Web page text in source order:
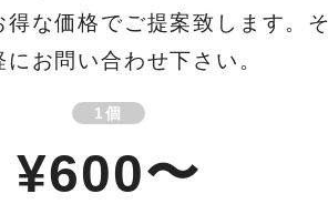
得な価格でご提案致します。
お問い合わせ下さい。
1個
¥600〜